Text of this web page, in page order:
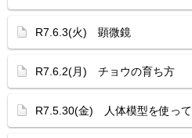
R7.6.3(火) 顕微鏡
R7.6.2(月) チョウの育ち方
R7.5.30(金) 人体模型を使って